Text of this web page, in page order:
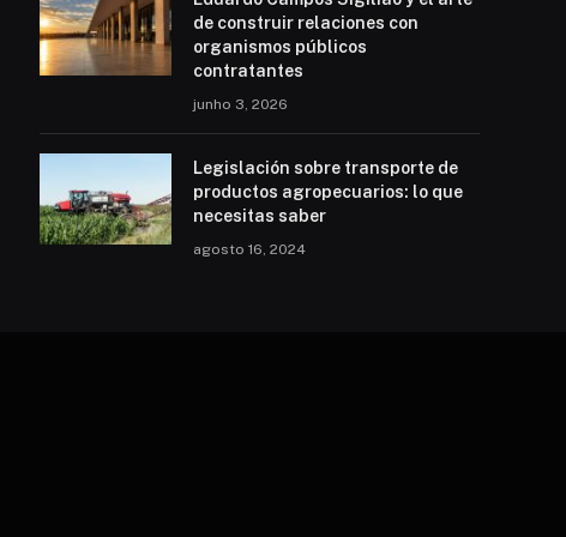
de construir relaciones con
organismos públicos
contratantes
junho 3, 2026
Legislación sobre transporte de
productos agropecuarios: lo que
necesitas saber
agosto 16, 2024